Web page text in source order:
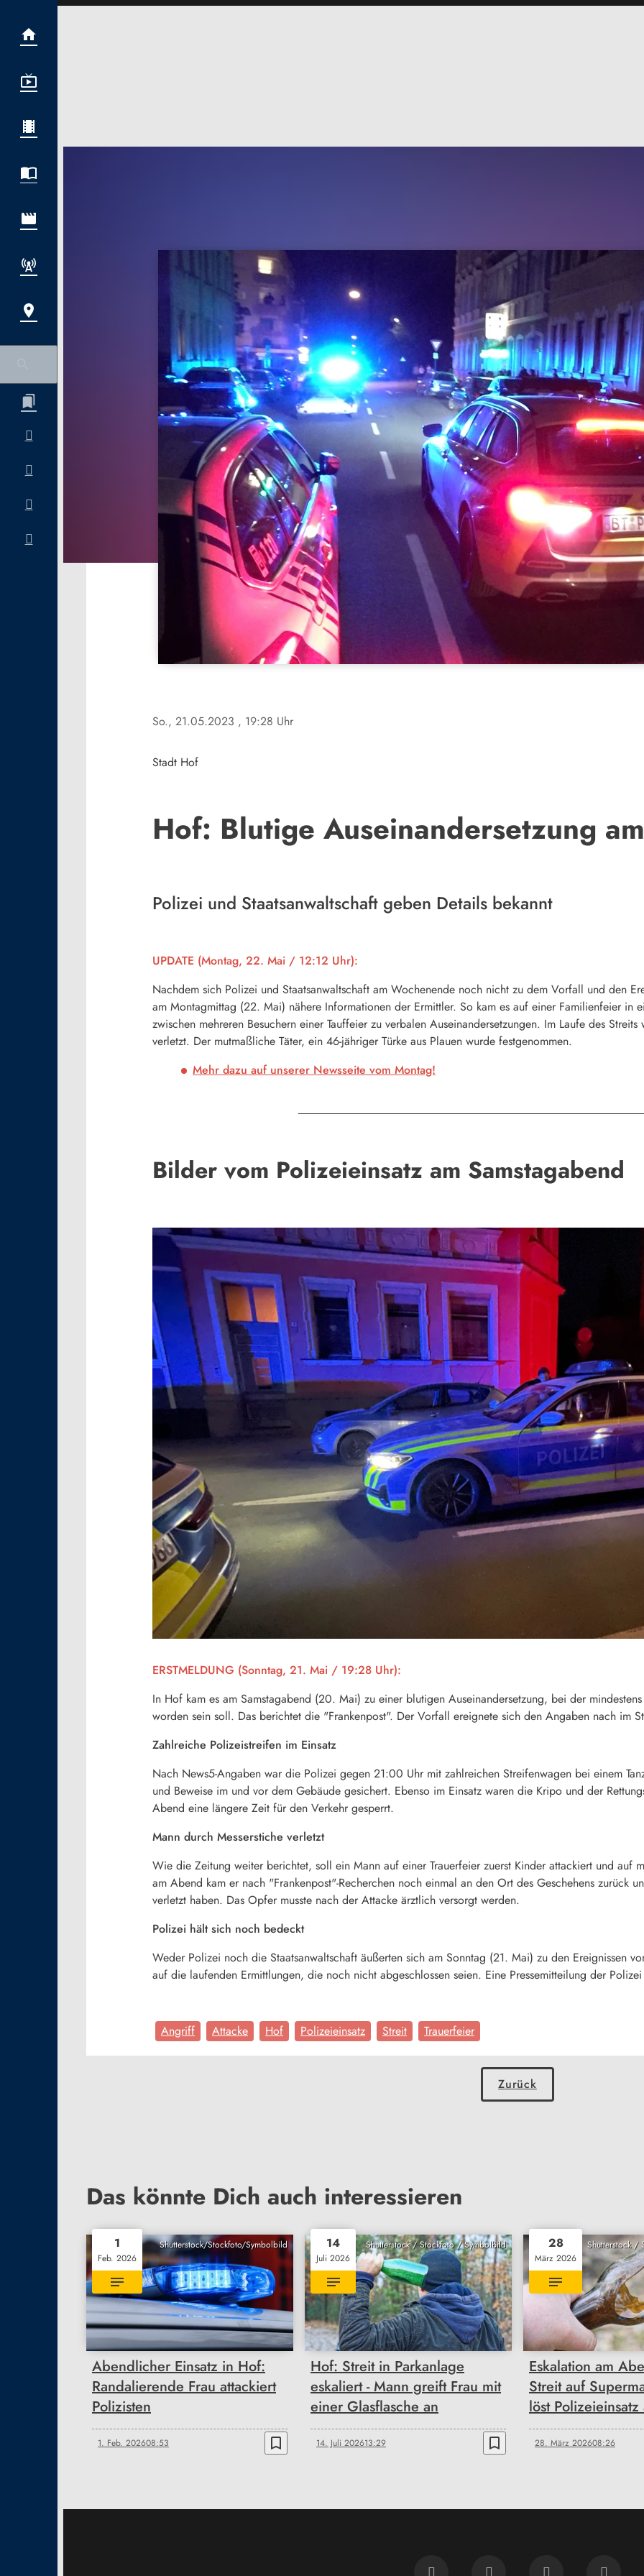
So., 21.05.2023 , 19:28 Uhr
Stadt Hof
Hof: Blutige Auseinandersetzung
Polizei und Staatsanwaltschaft geben Details bekannt
UPDATE (Montag, 22. Mai / 12:12 Uhr):
Nachdem sich Polizei und Staatsanwaltschaft am Wochenende noch nicht zu dem Vorfall und den
am Montagmittag (22. Mai) nähere Informationen der Ermittler. So kam es auf einer Familienfeier in
zwischen mehreren Besuchern einer Tauffeier zu verbalen Auseinandersetzungen. Im Laufe des
verletzt. Der mutmaßliche Täter, ein 46-jähriger Türke aus Plauen wurde festgenommen.
Mehr dazu auf unserer Newsseite vom Montag!
Bilder vom Polizeieinsatz am Samstagabend
ERSTMELDUNG (Sonntag, 21. Mai / 19:28 Uhr):
In Hof kam es am Samstagabend (20. Mai) zu einer blutigen Auseinandersetzung, bei der
worden sein soll. Das berichtet die "Frankenpost". Der Vorfall ereignete sich den Angaben nach im
Zahlreiche Polizeistreifen im Einsatz
Nach News5-Angaben war die Polizei gegen 21:00 Uhr mit zahlreichen Streifenwagen bei einem
und Beweise im und vor dem Gebäude gesichert. Ebenso im Einsatz waren die Kripo und der
Abend eine längere Zeit für den Verkehr gesperrt.
Mann durch Messerstiche verletzt
Wie die Zeitung weiter berichtet, soll ein Mann auf einer Trauerfeier zuerst Kinder attackiert und auf
am Abend kam er nach "Frankenpost"-Recherchen noch einmal an den Ort des Geschehens zurück
verletzt haben. Das Opfer musste nach der Attacke ärztlich versorgt werden.
Polizei hält sich noch bedeckt
Weder Polizei noch die Staatsanwaltschaft äußerten sich am Sonntag (21. Mai) zu den Ereignissen
auf die laufenden Ermittlungen, die noch nicht abgeschlossen seien. Eine Pressemitteilung der
Angriff Attacke Hof Polizeieinsatz Streit Trauerfeier
Zurück
Das könnte Dich auch interessieren
Shutterstock/Stockfoto/Symbolbild
1
Feb. 2026
Abendlicher Einsatz in Hof:
Randalierende Frau attackiert
Polizisten
1. Feb. 202608:53 bookmark_border
Shutterstock / Stockfoto / Symbolbild
14
Juli 2026
Hof: Streit in Parkanlage
eskaliert - Mann greift Frau mit
einer Glasflasche an
14. Juli 202613:29 bookmark_border
Shutterstock /
28
März 2026
Eskalation am
Streit auf
löst Polizeieinsatz
28. März 202608:26